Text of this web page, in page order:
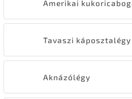
Amerikai
Tavaszi káposztalégy
Aknázólégy